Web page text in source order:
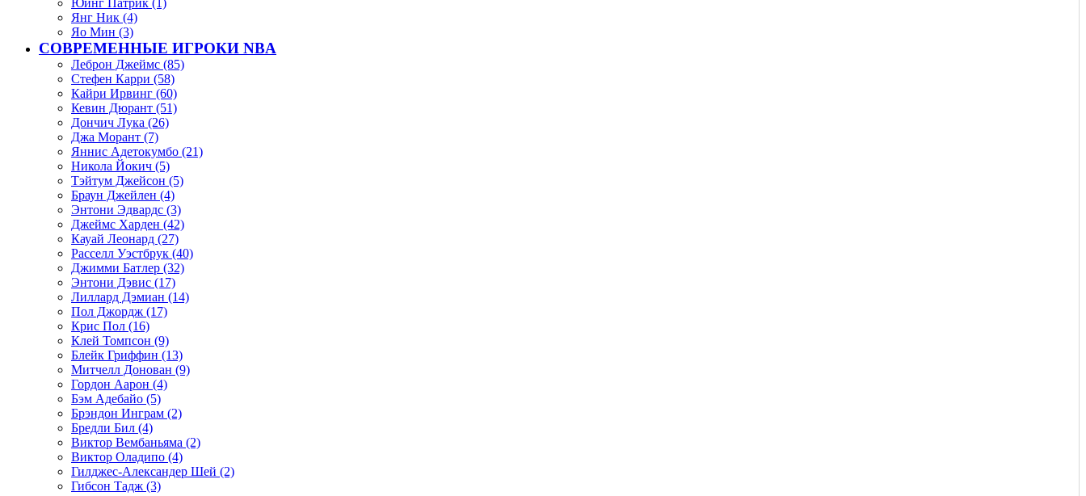
Янг Ник (4)
Яо Мин (3)
СОВРЕМЕННЫЕ ИГРОКИ NBA
Леброн Джеймс (85)
Стефен Карри (58)
Кайри Ирвинг (60)
Кевин Дюрант (51)
Дончич Лука (26)
Джа Морант (7)
Яннис Адетокумбо (21)
Никола Йокич (5)
Тэйтум Джейсон (5)
Браун Джейлен (4)
Энтони Эдвардс (3)
Джеймс Харден (42)
Кауай Леонард (27)
Расселл Уэстбрук (40)
Джимми Батлер (32)
Энтони Дэвис (17)
Лиллард Дэмиан (14)
Пол Джордж (17)
Крис Пол (16)
Клей Томпсон (9)
Блейк Гриффин (13)
Митчелл Донован (9)
Гордон Аарон (4)
Бэм Адебайо (5)
Брэндон Инграм (2)
Бредли Бил (4)
Виктор Вембаньяма (2)
Виктор Оладипо (4)
Гилджес-Александер Шей (2)
Гибсон Тадж (3)